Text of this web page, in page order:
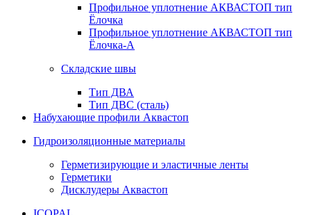
Профильное уплотнение АКВАСТОП тип
Ёлочка
Профильное уплотнение АКВАСТОП тип
Ёлочка-А
Складские швы
Тип ДВА
Тип ДВС (сталь)
Набухающие профили Аквастоп
Гидроизоляционные материалы
Герметизирующие и эластичные ленты
Герметики
Дисклудеры Аквастоп